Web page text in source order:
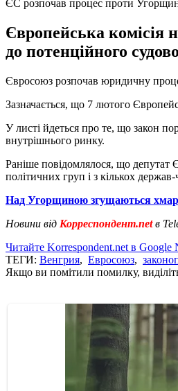
ЄС розпочав процес проти
Європейська комісія
до потенційного
Євросоюз розпочав юридичну
Зазначається, що 7 лютого
У листі йдеться про те, що закон
внутрішнього ринку.
Раніше повідомлялося, що депутат
політичних груп і з кількох держав-
Над Угорщиною згущаються
Новини від Корреспондент.netв
Читайте Korrespondent.net в Google
ТЕГИ: Венгрия, Евросоюз,
Якщо ви помітили помилку,